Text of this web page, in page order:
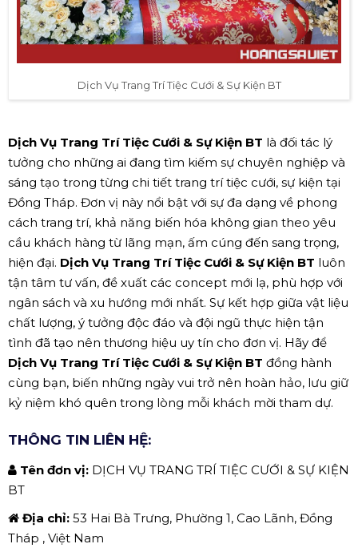
Dịch Vụ Trang Trí Tiệc Cưới & Sự Kiện BT
Dịch Vụ Trang Trí Tiệc Cưới & Sự Kiện BT là đối tác lý
tưởng cho những ai đang tìm kiếm sự chuyên nghiệp và
sáng tạo trong từng chi tiết trang trí tiệc cưới, sự kiện tại
Đồng Tháp. Đơn vị này nổi bật với sự đa dạng về phong
cách trang trí, khả năng biến hóa không gian theo yêu
cầu khách hàng từ lãng mạn, ấm cúng đến sang trọng,
hiện đại. Dịch Vụ Trang Trí Tiệc Cưới & Sự Kiện BT luôn
tận tâm tư vấn, đề xuất các concept mới lạ, phù hợp với
ngân sách và xu hướng mới nhất. Sự kết hợp giữa vật liệu
chất lượng, ý tưởng độc đáo và đội ngũ thực hiện tận
tình đã tạo nên thương hiệu uy tín cho đơn vị. Hãy để
Dịch Vụ Trang Trí Tiệc Cưới & Sự Kiện BT đồng hành
cùng bạn, biến những ngày vui trở nên hoàn hảo, lưu giữ
kỷ niệm khó quên trong lòng mỗi khách mời tham dự.
THÔNG TIN LIÊN HỆ:
Tên đơn vị: DỊCH VỤ TRANG TRÍ TIỆC CƯỚI & SỰ KIỆN
BT
Địa chỉ: 53 Hai Bà Trưng, Phường 1, Cao Lãnh, Đồng
Tháp , Việt Nam